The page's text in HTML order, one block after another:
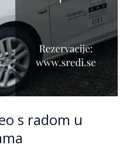
s radom u